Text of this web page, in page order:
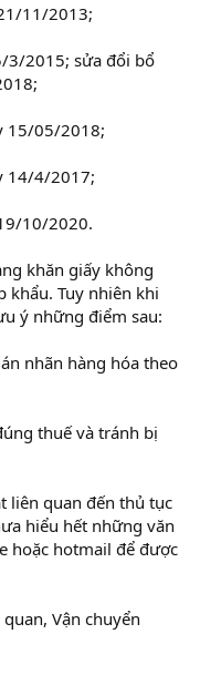
11/2013;
3/2015; sửa đổi bổ
15/05/2018;
14/4/2017;
10/2020.
khăn giấy không
khẩu. Tuy nhiên khi
ý những điểm sau:
nhãn hàng hóa theo
thuế và tránh bị
liên quan đến thủ tục
hiểu hết những văn
hoặc hotmail để được
Vận chuyển